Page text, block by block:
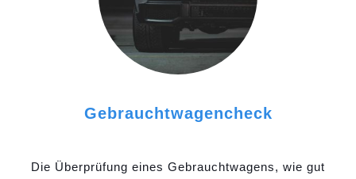
Gebrauchtwagencheck
Die Überprüfung eines Gebrauchtwagens, wie gut